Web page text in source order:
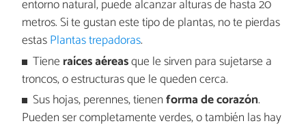
entorno natural, puede alcanzar alturas de hasta 20
metros. Si te gustan este tipo de plantas, no te pierdas
estasPlantas trepadoras.
Tiene raíces aéreasque le sirven para sujetarse a
troncos, o estructuras que le queden cerca.
Sus hojas, perennes, tienenforma de corazón.
Pueden ser completamente verdes, o también las hay